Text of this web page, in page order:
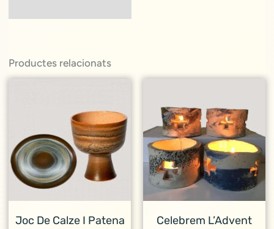
Productes relacionats
Joc De Calze I Patena
Celebrem L’Advent